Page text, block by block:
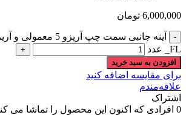
6,000,000 تومان
_FL عدد
افزودن به سبد خرید
برای مقایسه اضافه کنید
علاقه‌مندم
اشتراک
0 افرادی که اکنون این محصول را تماشا می